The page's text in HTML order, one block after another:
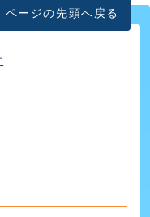
ページの先頭へ戻る